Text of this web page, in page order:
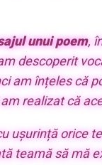
unui poem,
descoperit
am înțeles că
realizat că
ușurință orice
teamă să mă